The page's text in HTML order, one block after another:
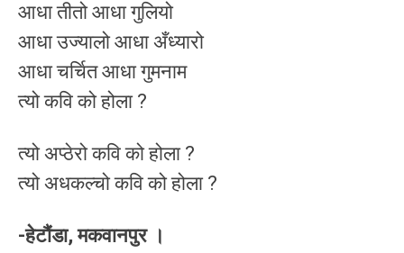
आधा तीतो आधा गुलियो
आधा उज्यालो आधा अँध्यारो
आधा चर्चित आधा गुमनाम
त्यो कवि को होला ?
त्यो अप्ठेरो कवि को होला ?
त्यो अधकल्चो कवि को होला ?
-हेटौंडा, मकवानपुर ।